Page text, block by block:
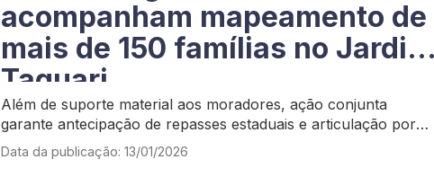
acompanham mapeamento de
mais de 150 famílias no Jardim
Taquari
Além de suporte material aos moradores, ação conjunta
garante antecipação de repasses estaduais e articulação por
verbas em Brasília
Data da publicação: 13/01/2026